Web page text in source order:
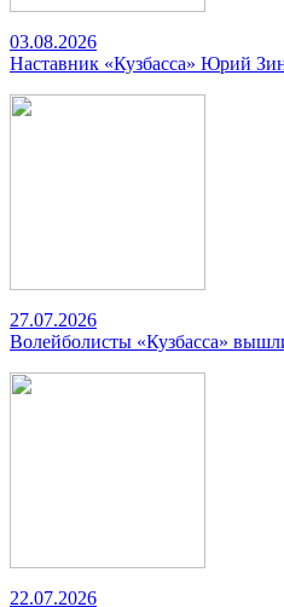
03.08.2026
Наставник «Кузбасса» Юрий
27.07.2026
Волейболисты «Кузбасса»
22.07.2026